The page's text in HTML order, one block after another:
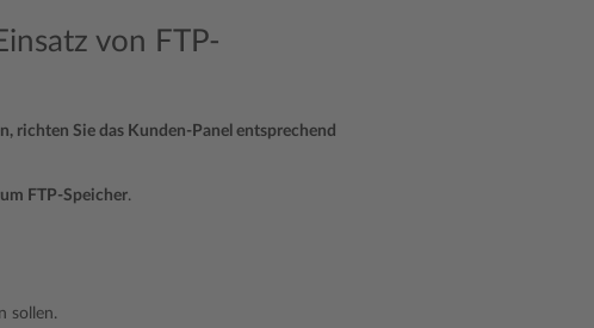
von FTP-
richten Sie das Kunden-Panel entsprechend
FTP-Speicher.
sollen.